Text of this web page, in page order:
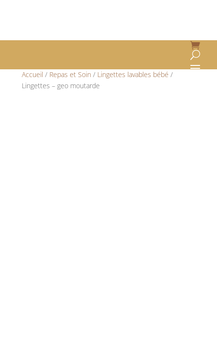
Accueil / Repas et Soin / Lingettes lavables bébé /
Lingettes – geo moutarde